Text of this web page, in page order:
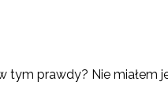
tym prawdy? Nie